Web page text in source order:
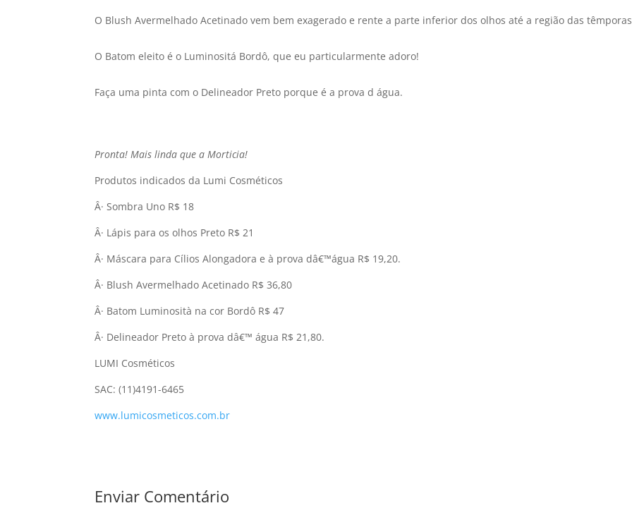
O Blush Avermelhado Acetinado vem bem exagerado e rente a parte inferior dos olhos até a região das
O Batom eleito é o Luminositá Bordô, que eu particularmente adoro!
Faça uma pinta com o Delineador Preto porque é a prova d água.
Pronta! Mais linda que a Morticia!
Produtos indicados da Lumi Cosméticos
Â· Sombra Uno R$ 18
Â· Lápis para os olhos Preto R$ 21
Â· Máscara para Cí­lios Alongadora e à prova dâ€™água R$ 19,20.
Â· Blush Avermelhado Acetinado R$ 36,80
Â· Batom Luminosità na cor Bordô R$ 47
Â· Delineador Preto à prova dâ€™ água R$ 21,80.
LUMI Cosméticos
SAC: (11)4191-6465
www.lumicosmeticos.com.br
Enviar Comentário